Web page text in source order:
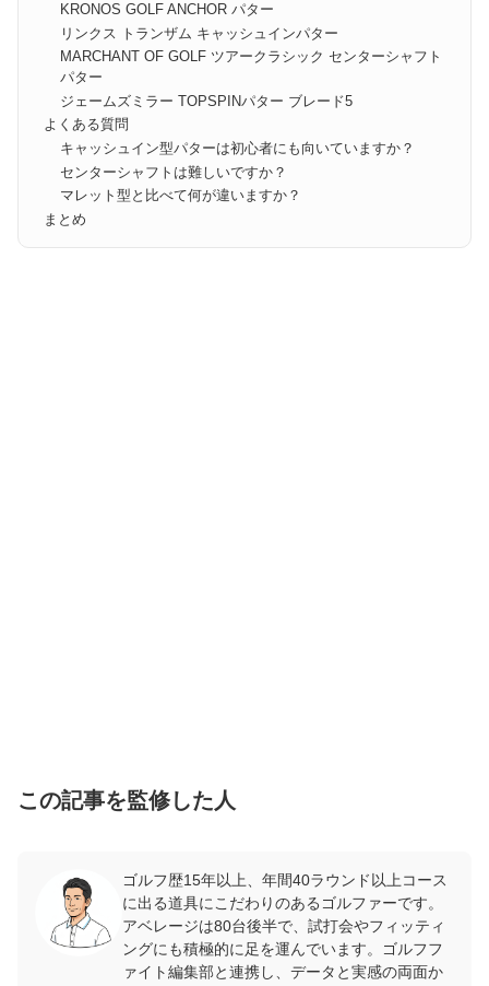
KRONOS GOLF ANCHOR パター
リンクス トランザム キャッシュインパター
MARCHANT OF GOLF ツアークラシック センターシャフト
パター
ジェームズミラー TOPSPINパター ブレード5
よくある質問
キャッシュイン型パターは初心者にも向いていますか？
センターシャフトは難しいですか？
マレット型と比べて何が違いますか？
まとめ
この記事を監修した人
ゴルフ歴15年以上、年間40ラウンド以上コース
に出る道具にこだわりのあるゴルファーです。
アベレージは80台後半で、試打会やフィッティ
ングにも積極的に足を運んでいます。ゴルフフ
ァイト編集部と連携し、データと実感の両面か